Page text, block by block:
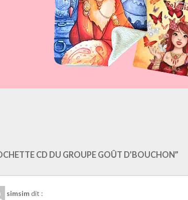
pour-la-
CD DU GROUPE GOÛT D’BOUCHON”
simsimdit :